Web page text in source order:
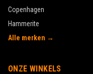
Copenhagen
Hammerite
Alle merken →
ONZE WINKELS